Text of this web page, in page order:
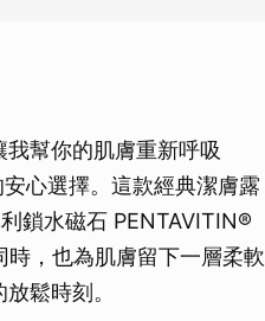
幫你的肌膚重新呼吸
心選擇。這款經典潔膚露
鎖水磁石 PENTAVITIN®
，也為肌膚留下一層柔軟
鬆時刻。